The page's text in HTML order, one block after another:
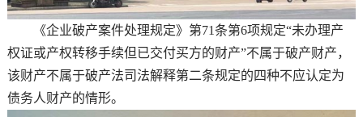
《企业破产案件处理规定》第71条第6项规定“未办理产
权证或产权转移手续但已交付买方的财产”不属于破产财产，
该财产不属于破产法司法解释第二条规定的四种不应认定为
债务人财产的情形。